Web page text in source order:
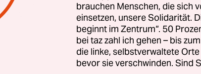
gehen hier halt ein bisschen anders, und die
einen Chiemsee, BMW, ein
brauchen wir da noch eine Demokratie?
brauchen Menschen, die sich
einsetzen, unsere Solidarität.
beginnt im Zentrum“. 50
bei taz zahl ich gehen – bis
die linke, selbstverwaltete
bevor sie verschwinden. Sind